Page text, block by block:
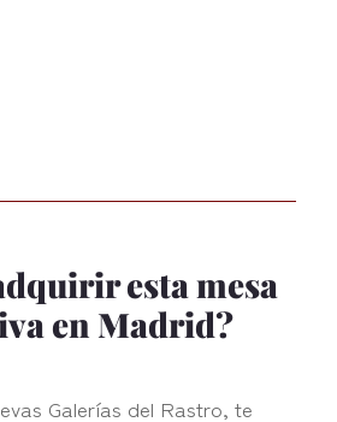
esta mesa
en Madrid?
Galerías del Rastro, te